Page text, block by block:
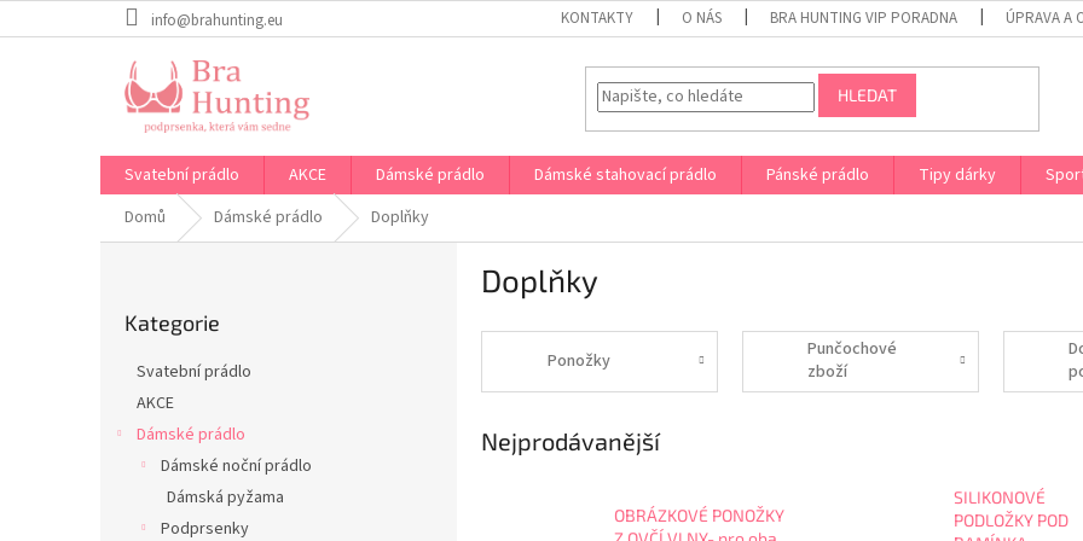
na
info@brahunting.eu KONTAKTY O NÁS BRA HUNTING VIP PORADNA ÚPRAVA A
HLEDAT
Svatební prádlo AKCE Dámské prádlo Dámské stahovací prádlo Pánské prádlo Tipy dárky
Domů
Dámské prádlo Doplňky
kategorie
Kategorie
Svatební prádlo
AKCE
Dámské prádlo
Dámské noční prádlo
Dámská pyžama
Podprsenky
Doplňky
Ponožky
Punčochové
zboží
Nejprodávanější
OBRÁZKOVÉ PONOŽKY
SILIKONOVÉ
PODLOŽKY POD